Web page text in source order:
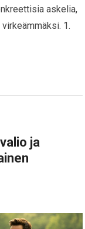
askelia,
1.
ja